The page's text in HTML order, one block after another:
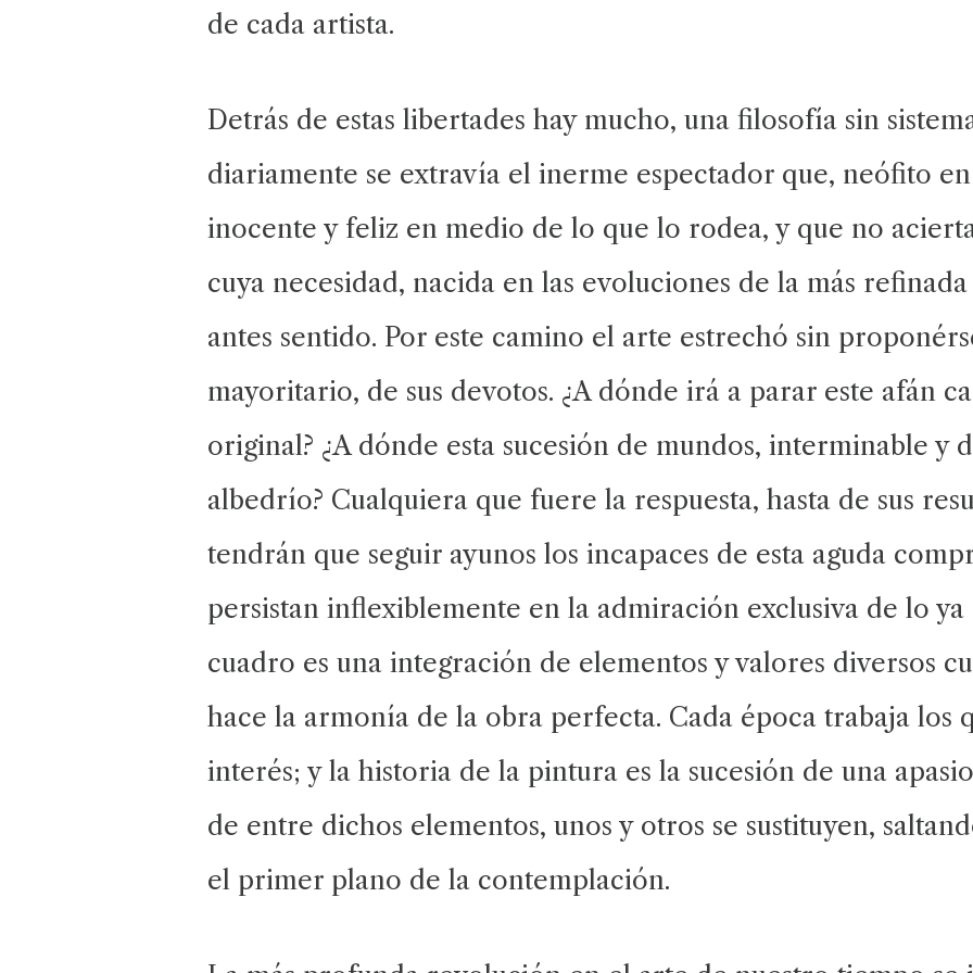
de cada artista.
Detrás de estas libertades hay mucho, una filosofía sin
diariamente se extravía el inerme espectador que, neófito
inocente y feliz en medio de lo que lo rodea, y que no
cuya necesidad, nacida en las evoluciones de la más
antes sentido. Por este camino el arte estrechó sin
mayoritario, de sus devotos. ¿A dónde irá a parar este afán
original? ¿A dónde esta sucesión de mundos, interminable y
albedrío? Cualquiera que fuere la respuesta, hasta de sus
tendrán que seguir ayunos los incapaces de esta aguda
persistan inflexiblemente en la admiración exclusiva de lo ya
cuadro es una integración de elementos y valores diversos
hace la armonía de la obra perfecta. Cada época trabaja los
interés; y la historia de la pintura es la sucesión de una
de entre dichos elementos, unos y otros se sustituyen,
el primer plano de la contemplación.